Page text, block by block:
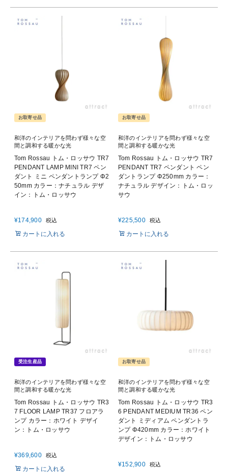
お取寄せ品
和洋のインテリアを問わず様々な空
間と調和する暖かな光
Tom Rossau トム・ロッサウ TR7
PENDANT LAMP MINI TR7 ペン
ダント ミニ ペンダントランプ Φ2
50mm カラー：ナチュラル デザ
イン：トム・ロッサウ
¥174,900 税込
カートに入れる
お取寄せ品
和洋のインテリアを問わず様々な空
間と調和する暖かな光
Tom Rossau トム・ロッサウ TR7
PENDANT TR7 ペンダント ペン
ダントランプ Φ250mm カラー：
ナチュラル デザイン：トム・ロッ
サウ
¥225,500 税込
カートに入れる
受注生産品
和洋のインテリアを問わず様々な空
間と調和する暖かな光
Tom Rossau トム・ロッサウ TR3
7 FLOOR LAMP TR37 フロアラ
ンプ カラー：ホワイト デザイ
ン：トム・ロッサウ
¥369,600 税込
カートに入れる
お取寄せ品
和洋のインテリアを問わず様々な空
間と調和する暖かな光
Tom Rossau トム・ロッサウ TR3
6 PENDANT MEDIUM TR36 ペン
ダント ミディアム ペンダントラ
ンプ Φ420mm カラー：ホワイト
デザイン：トム・ロッサウ
¥152,900 税込